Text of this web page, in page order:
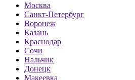
Москва
Санкт-Петербург
Воронеж
Казань
Краснодар
Сочи
Нальчик
Донецк
Макеевка